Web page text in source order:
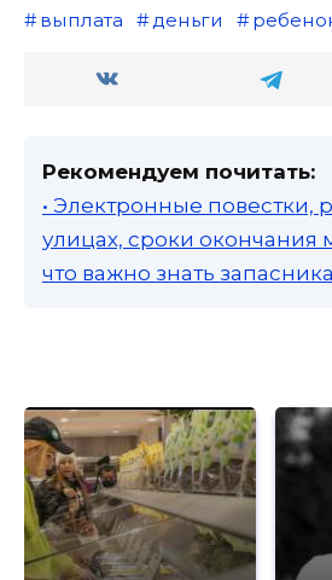
выплата деньги
Рекомендуем почитать:
• Электронные повестки,
улицах, сроки окончания
что важно знать